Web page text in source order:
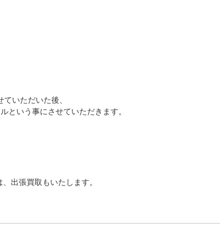
いただいた後、
という事にさせていただきます。
出張買取もいたします。